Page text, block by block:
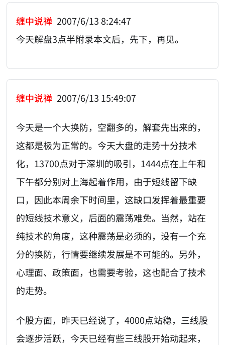
缠中说禅 2007/6/13 8:24:47
今天解盘3点半附录本文后，先下，再见。
缠中说禅 2007/6/13 15:49:07
今天是一个大换防，空翻多的，解套先出来的，
这都是极为正常的。今天大盘的走势十分技术
化，13700点对于深圳的吸引，1444点在上午和
下午都分别对上海起着作用，由于短线留下缺
口，因此本周余下时间里，这缺口发挥着最重要
的短线技术意义，后面的震荡难免。当然，站在
纯技术的角度，这种震荡是必须的，没有一个充
分的换防，行情要继续发展是不可能的。另外，
心理面、政策面，也需要考验，这也配合了技术
的走势。
个股方面，昨天已经说了，4000点站稳，三线股
会逐步活跃，今天已经有些三线股开始动起来，